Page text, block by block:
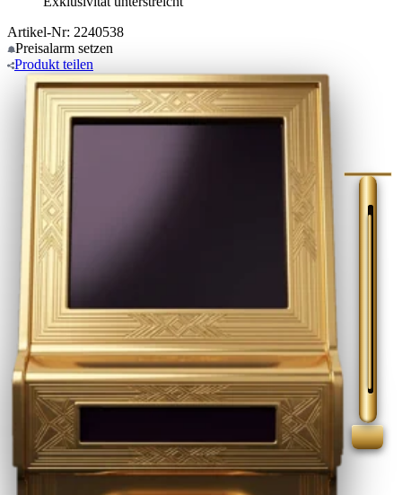
Artikel-Nr: 2240538
Preisalarm setzen
Produkt teilen